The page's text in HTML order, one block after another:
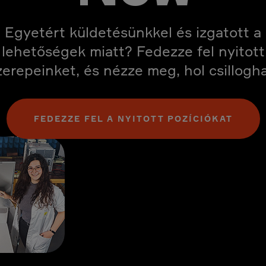
Egyetért küldetésünkkel és izgatott a
lehetőségek miatt? Fedezze fel nyitott
és nézze meg, hol
FEDEZZE FEL A NYITOTT POZÍCIÓKAT